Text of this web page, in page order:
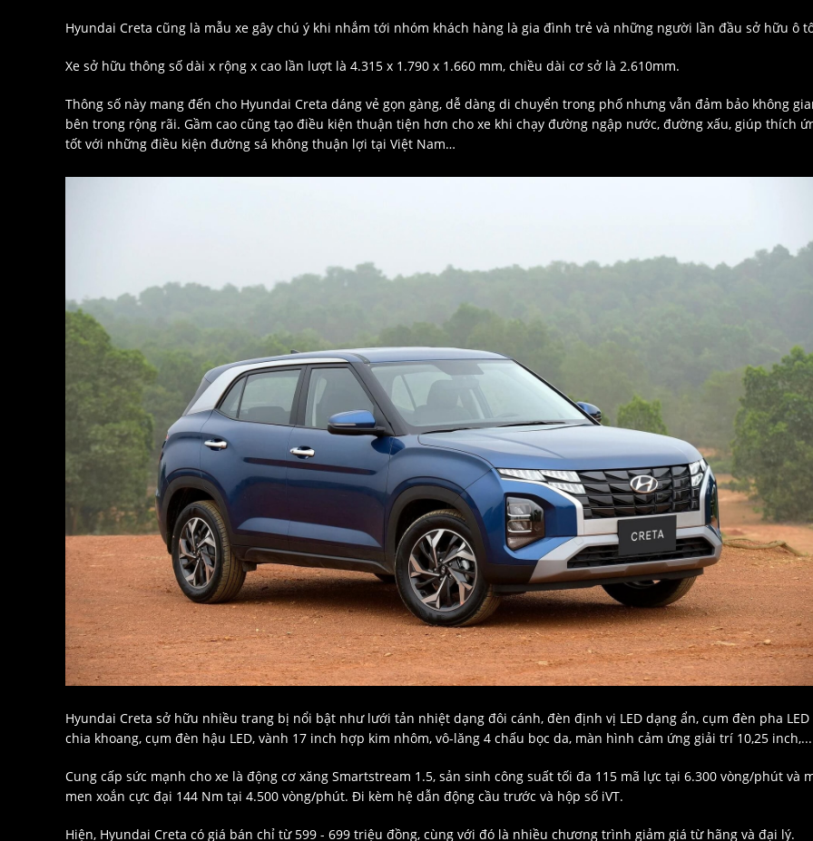
Hyundai Creta cũng là mẫu xe gây chú ý khi nhắm tới nhóm khách hàng là gia đình trẻ và những người lần đầu sở hữu ô
Xe sở hữu thông số dài x rộng x cao lần lượt là 4.315 x 1.790 x 1.660 mm, chiều dài cơ sở là 2.610mm.
Thông số này mang đến cho Hyundai Creta dáng vẻ gọn gàng, dễ dàng di chuyển trong phố nhưng vẫn đảm bảo không
bên trong rộng rãi. Gầm cao cũng tạo điều kiện thuận tiện hơn cho xe khi chạy đường ngập nước, đường xấu, giúp thích
tốt với những điều kiện đường sá không thuận lợi tại Việt Nam…
Hyundai Creta sở hữu nhiều trang bị nổi bật như lưới tản nhiệt dạng đôi cánh, đèn định vị LED dạng ẩn, cụm đèn pha LED
chia khoang, cụm đèn hậu LED, vành 17 inch hợp kim nhôm, vô-lăng 4 chấu bọc da, màn hình cảm ứng giải trí 10,25 inch,...
Cung cấp sức mạnh cho xe là động cơ xăng Smartstream 1.5, sản sinh công suất tối đa 115 mã lực tại 6.300 vòng/phút và
men xoắn cực đại 144 Nm tại 4.500 vòng/phút. Đi kèm hệ dẫn động cầu trước và hộp số iVT.
Hiện, Hyundai Creta có giá bán chỉ từ 599 - 699 triệu đồng, cùng với đó là nhiều chương trình giảm giá từ hãng và đại lý.